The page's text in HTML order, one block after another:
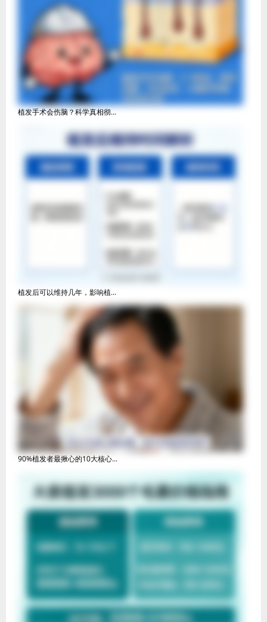
植发手术会伤脑？科学真相彻...
植发后可以维持几年，影响植...
90%植发者最揪心的10大核心...